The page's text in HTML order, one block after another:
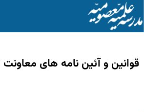
قوانین و آئین نامه های